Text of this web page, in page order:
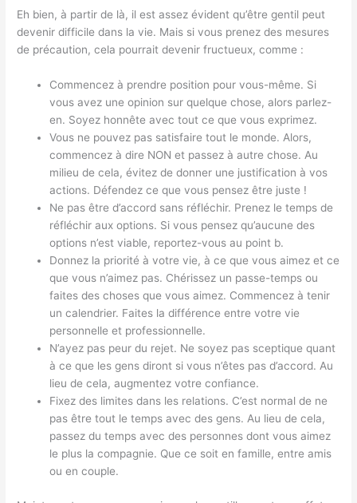
Eh bien, à partir de là, il est assez évident qu’être gentil peut
devenir difficile dans la vie. Mais si vous prenez des mesures
de précaution, cela pourrait devenir fructueux, comme :
Commencez à prendre position pour vous-même. Si
vous avez une opinion sur quelque chose, alors parlez-
en. Soyez honnête avec tout ce que vous exprimez.
Vous ne pouvez pas satisfaire tout le monde. Alors,
commencez à dire NON et passez à autre chose. Au
milieu de cela, évitez de donner une justification à vos
actions. Défendez ce que vous pensez être juste !
Ne pas être d’accord sans réfléchir. Prenez le temps de
réfléchir aux options. Si vous pensez qu’aucune des
options n’est viable, reportez-vous au point b.
Donnez la priorité à votre vie, à ce que vous aimez et ce
que vous n’aimez pas. Chérissez un passe-temps ou
faites des choses que vous aimez. Commencez à tenir
un calendrier. Faites la différence entre votre vie
personnelle et professionnelle.
N’ayez pas peur du rejet. Ne soyez pas sceptique quant
à ce que les gens diront si vous n’êtes pas d’accord. Au
lieu de cela, augmentez votre confiance.
Fixez des limites dans les relations. C’est normal de ne
pas être tout le temps avec des gens. Au lieu de cela,
passez du temps avec des personnes dont vous aimez
le plus la compagnie. Que ce soit en famille, entre amis
ou en couple.